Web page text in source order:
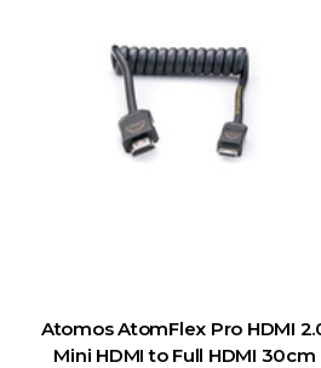
Atomos AtomFlex Pro HDMI
Mini HDMI to Full HDMI 30cm